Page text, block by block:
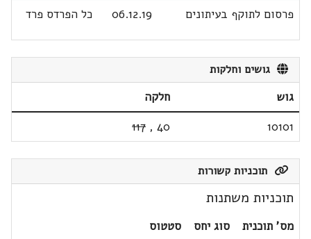
פרסום לתוקף בעיתונים
06.12.19 כל הפרדס פרד
גושים וחלקות
גוש
חלקה
10101
40
,
117
תוכניות קשורות
תוכניות משתנות
מס' תוכנית סוג יחס
סטטוס